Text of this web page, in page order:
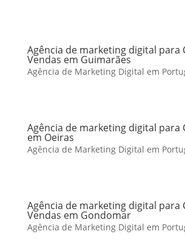
Agência de marketing digital para
Vendas em Guimarães
Agência de Marketing Digital em
Agência de marketing digital para
em Oeiras
Agência de Marketing Digital em
Agência de marketing digital para
Vendas em Gondomar
Agência de Marketing Digital em